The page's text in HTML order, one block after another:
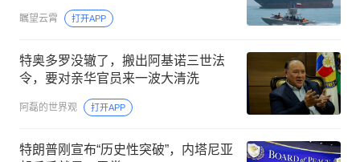
瞩望云霄 打开APP
特奥多罗没辙了，搬出阿基诺三世法
令，要对亲华官员来一波大清洗
阿磊的世界观 打开APP
特朗普刚宣布“历史性突破”，内塔尼亚